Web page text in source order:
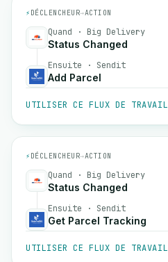
⚡ DÉCLENCHEUR→ACTION
Quand · Big Delivery
Status Changed
Ensuite · Sendit
Add Parcel
UTILISER CE FLUX DE TRAVAIL
⚡ DÉCLENCHEUR→ACTION
Quand · Big Delivery
Status Changed
Ensuite · Sendit
Get Parcel Tracking
UTILISER CE FLUX DE TRAVAIL